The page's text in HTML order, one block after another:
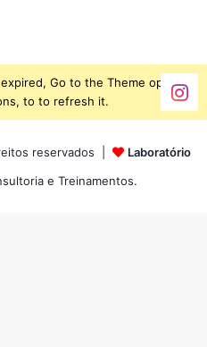
Go to the Theme options
to to refresh it.
reservados |
Laboratório
e Treinamentos.